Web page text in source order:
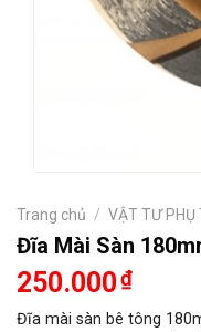
Trang chủ / VẬT TƯ PHỤ
Đĩa Mài Sàn
250.000₫
Đĩa mài sàn bê tông